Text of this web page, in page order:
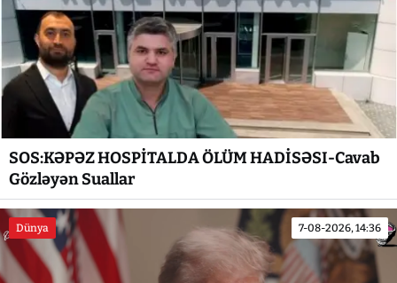
SOS:KƏPƏZ HOSPİTALDA ÖLÜM HADİSƏSI-Cavab
Gözləyən Suallar
Dünya 7-08-2026, 14:36